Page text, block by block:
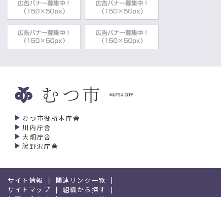
むつ市役所本庁舎
川内庁舎
大畑庁舎
脇野沢庁舎
サイト情報
関連リンク一覧
サイトマップ
組織から探す